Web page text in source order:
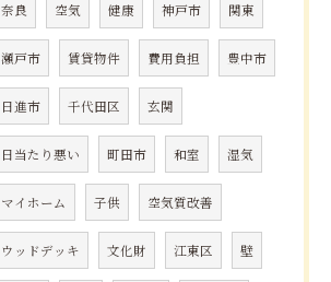
奈良 空気 健康 神戸市 関東
瀬戸市 賃貸物件 費用負担 豊中市
日進市 千代田区 玄関
日当たり悪い 町田市 和室 湿気
マイホーム 子供 空気質改善
ウッドデッキ 文化財 江東区 壁